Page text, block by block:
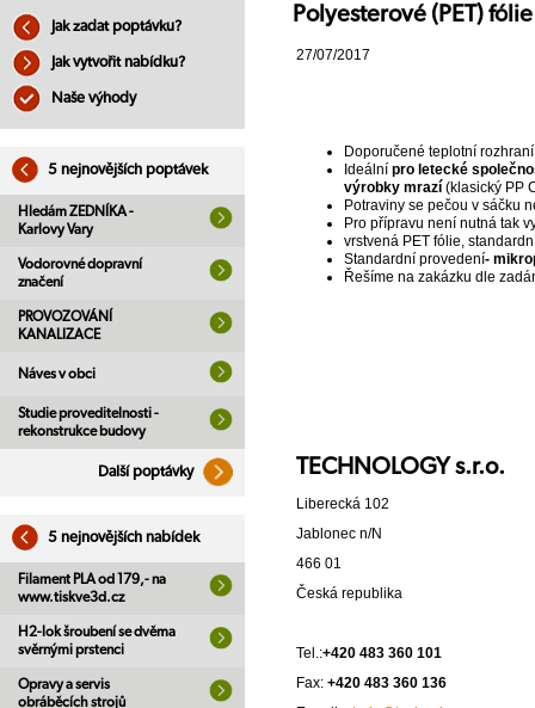
Jak zadat poptávku?
Jak vytvořit nabídku?
Naše výhody
5 nejnovějších poptávek
Hledám ZEDNÍKA -
Karlovy Vary
Vodorovné dopravní
značení
PROVOZOVÁNÍ
KANALIZACE
Náves v obci
Studie proveditelnosti -
rekonstrukce budovy
Další poptávky
5 nejnovějších nabídek
Filament PLA od 179,- na
www.tiskve3d.cz
H2-lok šroubení se dvěma
svěrnými prstenci
Opravy a servis
obráběcích strojů
Polyesterové (PET)
27/07/2017
Doporučené teplotní
Ideální pro letecké
výrobky mrazí (klasický PP
Potraviny se pečou v sáčku
Pro přípravu není nutná tak
vrstvená PET fólie,
Standardní provedení-
Řešíme na zakázku dle
TECHNOLOGY s.r.o.
Liberecká 102
Jablonec n/N
466 01
Česká republika
Tel.:+420 483 360 101
Fax: +420 483 360 136